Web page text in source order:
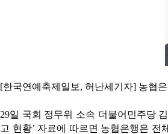
[한국연예축제일보, 허난세기자] 농협
29일 국회 정무위 소속 더불어민주당
고 현황’ 자료에 따르면 농협은행은 전